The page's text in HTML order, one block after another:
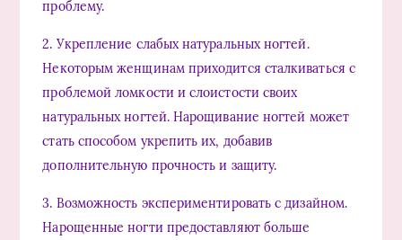
проблему.
2. Укрепление слабых натуральных ногтей.
Некоторым женщинам приходится сталкиваться с
проблемой ломкости и слоистости своих
натуральных ногтей. Нарощивание ногтей может
стать способом укрепить их, добавив
дополнительную прочность и защиту.
3. Возможность экспериментировать с дизайном.
Нарощенные ногти предоставляют больше